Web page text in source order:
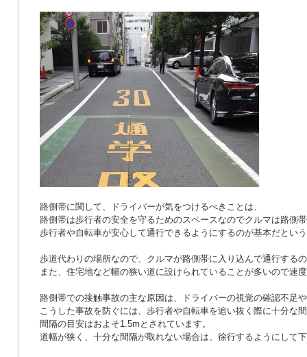
路側帯に関して、ドライバーが気をつけるべきことは、
路側帯は歩行者の安全を守るためのスペースなのでクルマは路側
歩行者や自転車が安心して通行できるようにするのが基本だとい
歩道代わりの場所なので、クルマが路側帯に入り込んで通行する
また、住宅地など幅の狭い道に設けられていることが多いので速
路側帯での接触事故の主な原因は、ドライバーの視覚の確認不足
こうした事故を防ぐには、歩行者や自転車を追い抜く際に十分な
間隔の目安はおよそ1.5mとされています。
道幅が狭く、十分な間隔が取れない場合は、徐行するようにして